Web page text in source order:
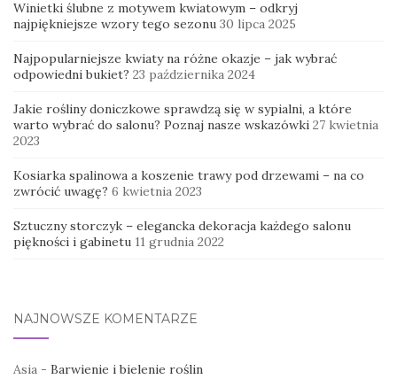
Winietki ślubne z motywem kwiatowym – odkryj
najpiękniejsze wzory tego sezonu 30 lipca 2025
Najpopularniejsze kwiaty na różne okazje – jak wybrać
odpowiedni bukiet? 23 października 2024
Jakie rośliny doniczkowe sprawdzą się w sypialni, a które
warto wybrać do salonu? Poznaj nasze wskazówki 27 kwietnia
2023
Kosiarka spalinowa a koszenie trawy pod drzewami – na co
zwrócić uwagę? 6 kwietnia 2023
Sztuczny storczyk – elegancka dekoracja każdego salonu
piękności i gabinetu 11 grudnia 2022
NAJNOWSZE KOMENTARZE
Asia - Barwienie i bielenie roślin